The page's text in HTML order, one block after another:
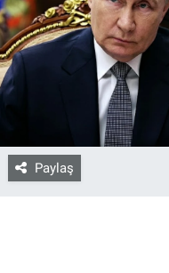
Paylaş
Yaşam
Gözden Kaçmasın
İletişim (Künye)